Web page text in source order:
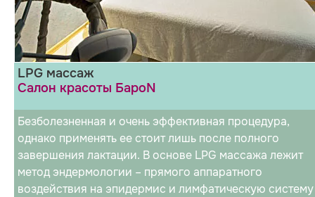
LPG массаж
Салон красоты БароN
Безболезненная и очень эффективная процедура,
однако применять ее стоит лишь после полного
завершения лактации. В основе LPG массажа лежит
метод эндермологии – прямого аппаратного
воздействия на эпидермис и лимфатическую систему